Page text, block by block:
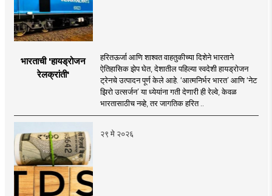
भारताची 'हायड्रोजन
रेलक्रांती'
हरितऊर्जा आणि शाश्वत वाहतुकीच्या दिशेने भारताने
ऐतिहासिक झेप घेत, देशातील पहिल्या स्वदेशी हायड्रोजन
ट्रेनचे उत्पादन पूर्ण केले आहे. ‘आत्मनिर्भर भारत’ आणि ‘नेट
झिरो उत्सर्जन’ या ध्येयांना गती देणारी ही रेल्वे, केवळ
भारतासाठीच नव्हे, तर जागतिक हरित ..
२९ मे २०२६